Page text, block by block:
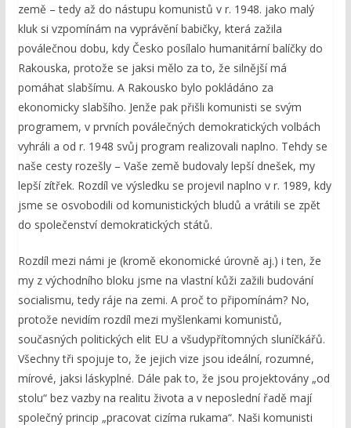
země – tedy až do nástupu komunistů v r. 1948. jako malý
kluk si vzpomínám na vyprávění babičky, která zažila
poválečnou dobu, kdy Česko posílalo humanitární balíčky do
Rakouska, protože se jaksi mělo za to, že silnější má
pomáhat slabšímu. A Rakousko bylo pokládáno za
ekonomicky slabšího. Jenže pak přišli komunisti se svým
programem, v prvních poválečných demokratických volbách
vyhráli a od r. 1948 svůj program realizovali naplno. Tehdy se
naše cesty rozešly – Vaše země budovaly lepší dnešek, my
lepší zítřek. Rozdíl ve výsledku se projevil naplno v r. 1989, kdy
jsme se osvobodili od komunistických bludů a vrátili se zpět
do společenství demokratických států.
Rozdíl mezi námi je (kromě ekonomické úrovně aj.) i ten, že
my z východního bloku jsme na vlastní kůži zažili budování
socialismu, tedy ráje na zemi. A proč to připomínám? No,
protože nevidím rozdíl mezi myšlenkami komunistů,
současných politických elit EU a všudypřítomných sluníčkářů.
Všechny tři spojuje to, že jejich vize jsou ideální, rozumné,
mírové, jaksi láskyplné. Dále pak to, že jsou projektovány „od
stolu“ bez vazby na realitu života a v neposlední řadě mají
společný princip „pracovat cizíma rukama“. Naši komunisti